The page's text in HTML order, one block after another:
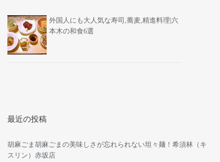
外国人にも大人気な寿司,蕎麦,精進料理|六
本木の和食6選
最近の投稿
胡麻ごま胡麻ごまの美味しさが忘れられない坦々麺！希須林（キ
スリン）赤坂店